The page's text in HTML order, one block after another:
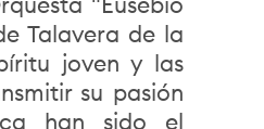
Talavera de la
joven y las
su pasión
han sido el